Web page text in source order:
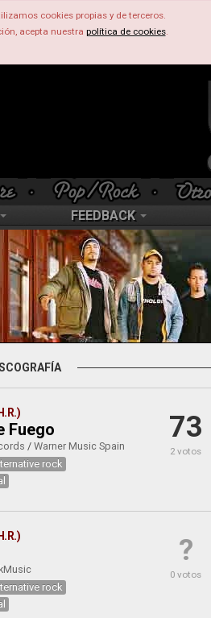
cookies propias y de terceros.
acepta nuestra política de cookies.
FEEDBACK
Fuego
/ Warner Music Spain
rock
73
2 votos
rock
?
0 votos